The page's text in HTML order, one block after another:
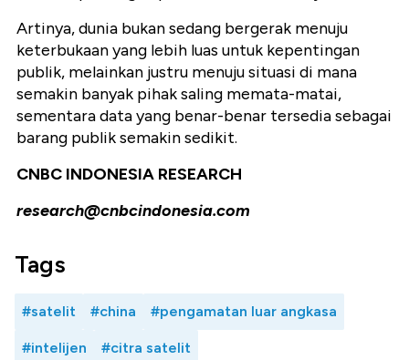
Artinya, dunia bukan sedang bergerak menuju
keterbukaan yang lebih luas untuk kepentingan
publik, melainkan justru menuju situasi di mana
semakin banyak pihak saling memata-matai,
sementara data yang benar-benar tersedia sebagai
barang publik semakin sedikit.
CNBC INDONESIA RESEARCH
research@cnbcindonesia.com
Tags
#satelit #china #pengamatan luar angkasa
#intelijen #citra satelit